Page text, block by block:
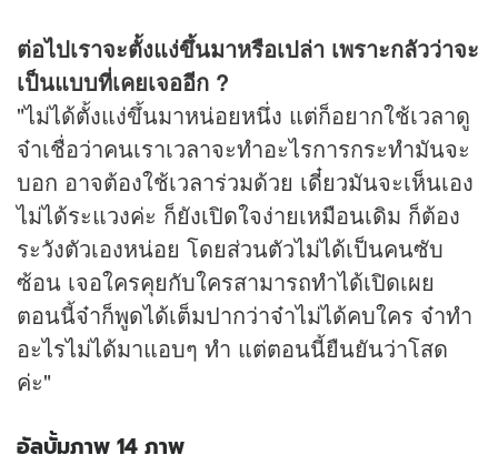
ต่อไปเราจะตั้งแง่ขึ้นมาหรือเปล่า เพราะกลัวว่าจะ
เป็นแบบที่เคยเจออีก ?
"ไม่ได้ตั้งแง่ขึ้นมาหน่อยหนึ่ง แต่ก็อยากใช้เวลาดู
จ๋าเชื่อว่าคนเราเวลาจะทำอะไรการกระทำมันจะ
บอก อาจต้องใช้เวลาร่วมด้วย เดี๋ยวมันจะเห็นเอง
ไม่ได้ระแวงค่ะ ก็ยังเปิดใจง่ายเหมือนเดิม ก็ต้อง
ระวังตัวเองหน่อย โดยส่วนตัวไม่ได้เป็นคนซับ
ซ้อน เจอใครคุยกับใครสามารถทำได้เปิดเผย
ตอนนี้จ๋าก็พูดได้เต็มปากว่าจ๋าไม่ได้คบใคร จ๋าทำ
อะไรไม่ได้มาแอบๆ ทำ แต่ตอนนี้ยืนยันว่าโสด
ค่ะ"
อัลบั้มภาพ 14 ภาพ